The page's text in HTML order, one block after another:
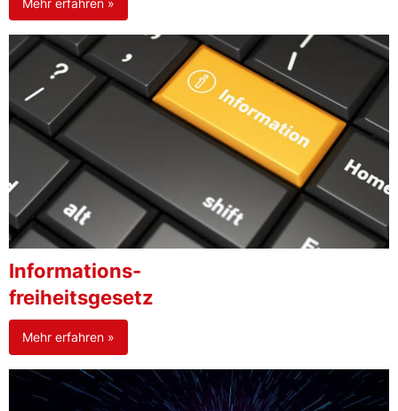
Informations-
freiheitsgesetz
Mehr erfahren »